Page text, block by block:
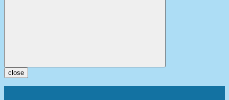
close